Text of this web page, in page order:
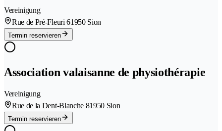
Vereinigung
Rue de Pré-Fleuri 61950 Sion
Termin reservieren
Association valaisanne de physiothérapie
Vereinigung
Rue de la Dent-Blanche 81950 Sion
Termin reservieren